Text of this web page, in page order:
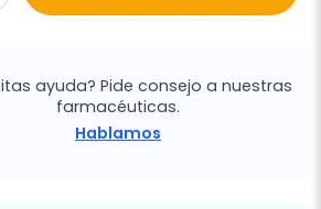
ayuda? Pide consejo a nuestras
farmacéuticas.
Hablamos